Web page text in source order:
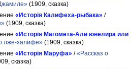
(1909, сказка)
«Исторія Калифеха-рыбака» /
(1909, сказка)
«Исторія Магомета-Али ювелира или
лже-халифе» (1909, сказка)
«Исторія Маруфа» /«Рассказ о
сказка)